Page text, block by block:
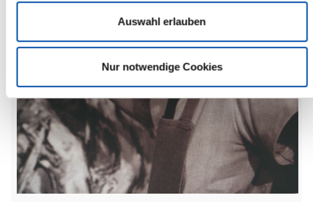
Auswahl erlauben
Nur notwendige Cookies